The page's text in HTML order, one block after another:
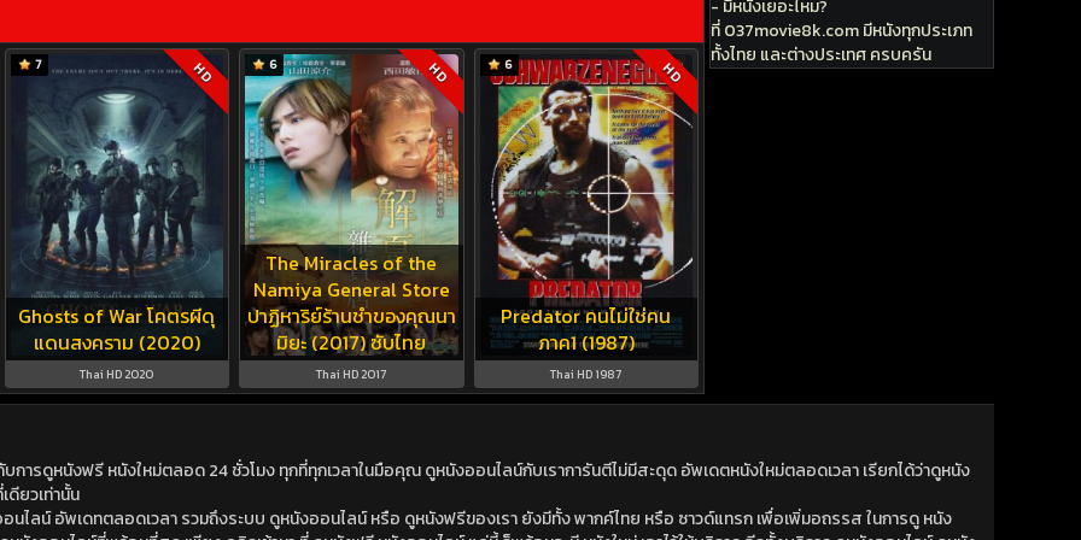
Ghosts of War โคตรผีดุ
แดนสงคราม (2020)
7 HD
Thai HD 2020
The Miracles of the
Namiya General Store
ปาฏิหาริย์ร้านชำของคุณนา
มิยะ (2017) ซับไทย
6 HD
Thai HD 2017
Predator คนไม่ใช่คน
ภาค1 (1987)
6 HD
Thai HD 1987
- มีหนังเยอะไหม?
ที่ 037movie8k.com มีหนังทุกประเภท
ทั้งไทย และต่างประเทศ ครบครัน
ารดูหนังฟรี หนังใหม่ตลอด 24 ชั่วโมง ทุกที่ทุกเวลาในมือคุณ ดูหนังออนไลน์กับเราการันตีไม่มีสะดุด อัพเดตหนังใหม่ตลอดเวลา เรียกได้ว่าดูหนัง
ดียวเท่านั้น
นไลน์ อัพเดทตลอดเวลา รวมถึงระบบ ดูหนังออนไลน์ หรือ ดูหนังฟรีของเรา ยังมีทั้ง พากค์ไทย หรือ ซาวด์แทรก เพื่อเพิ่มอถรรส ในการดู หนัง